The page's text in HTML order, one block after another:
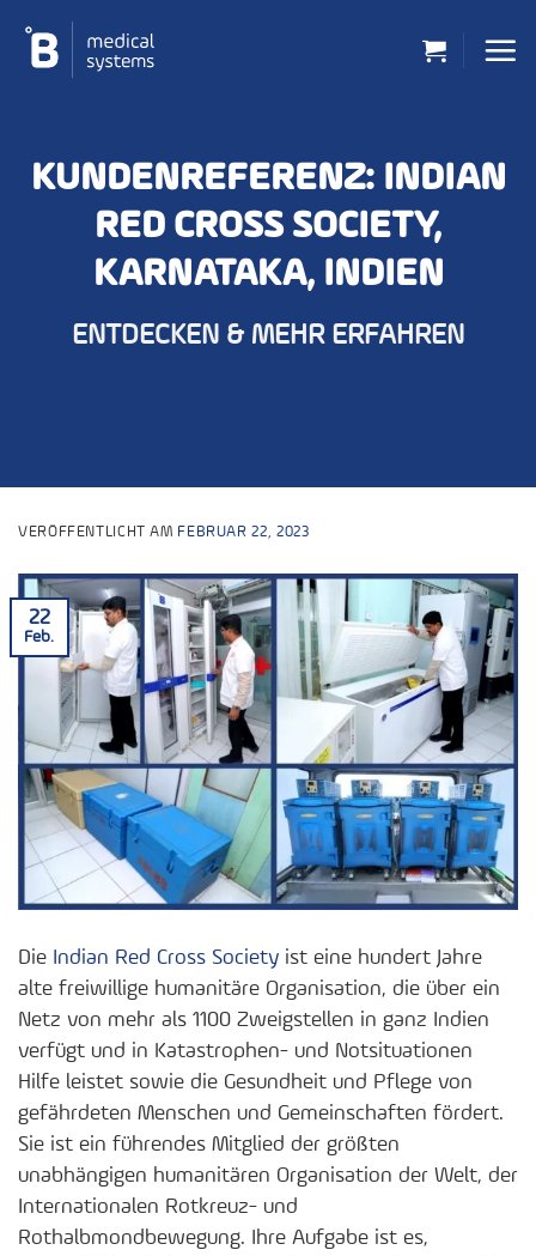
Inhalt
springen
KUNDENREFERENZ: INDIAN
RED CROSS SOCIETY,
KARNATAKA, INDIEN
ENTDECKEN & MEHR ERFAHREN
VERÖFFENTLICHT AM FEBRUAR 22, 2023
22
Feb.
Die Indian Red Cross Society ist eine hundert Jahre
alte freiwillige humanitäre Organisation, die über ein
Netz von mehr als 1100 Zweigstellen in ganz Indien
verfügt und in Katastrophen- und Notsituationen
Hilfe leistet sowie die Gesundheit und Pflege von
gefährdeten Menschen und Gemeinschaften fördert.
Sie ist ein führendes Mitglied der größten
unabhängigen humanitären Organisation der Welt, der
Internationalen Rotkreuz- und
Rothalbmondbewegung. Ihre Aufgabe ist es,